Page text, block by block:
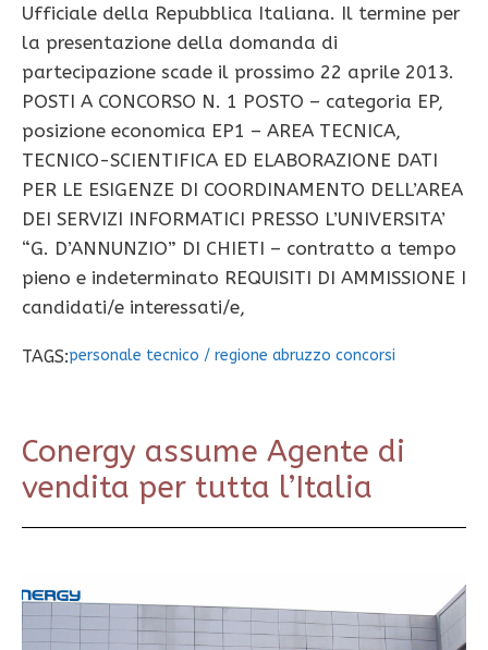
Ufficiale della Repubblica Italiana. Il termine per
la presentazione della domanda di
partecipazione scade il prossimo 22 aprile 2013.
POSTI A CONCORSO N. 1 POSTO – categoria EP,
posizione economica EP1 – AREA TECNICA,
TECNICO-SCIENTIFICA ED ELABORAZIONE DATI
PER LE ESIGENZE DI COORDINAMENTO DELL’AREA
DEI SERVIZI INFORMATICI PRESSO L’UNIVERSITA’
“G. D’ANNUNZIO” DI CHIETI – contratto a tempo
pieno e indeterminato REQUISITI DI AMMISSIONE I
candidati/e interessati/e,
TAGS:personale tecnico / regione abruzzo concorsi
Conergy assume Agente di
vendita per tutta l’Italia